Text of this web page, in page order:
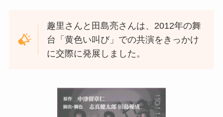
趣里さんと田島亮さんは、2012年の舞
台「黄色い叫び」での共演をきっかけ
に交際に発展しました。